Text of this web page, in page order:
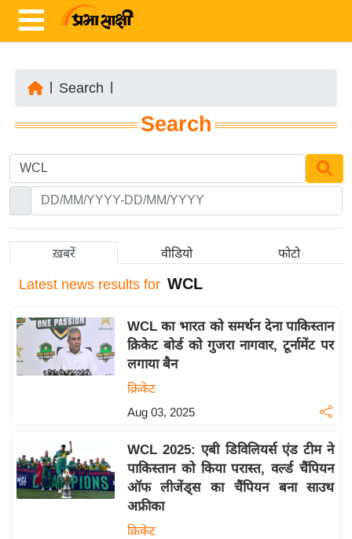
ज़ा
ख
र
ष्ट्री
अं
र्रा
ष्ट्री
य
स
उ
द्यो
Search
Search
ख़बरें वीडियो फोटो
Latest news results for WCL
WCL का भारत को समर्थन देना पाकिस्तान
क्रिकेट बोर्ड को गुजरा नागवार, टूर्नामेंट पर
लगाया बैन
क्रिकेट
Aug 03, 2025
WCL 2025: एबी डिविलियर्स एंड टीम ने
पाकिस्तान को किया परास्त, वर्ल्ड चैंपियन
ऑफ लीजेंड्स का चैंपियन बना साउथ
अफ्रीका
क्रिकेट